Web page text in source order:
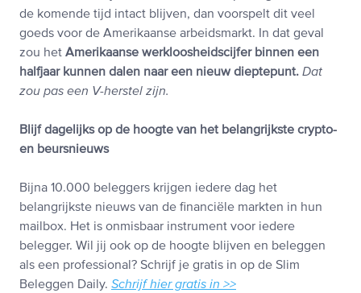
de komende tijd intact blijven, dan voorspelt dit veel
goeds voor de Amerikaanse arbeidsmarkt. In dat geval
zou het Amerikaanse werkloosheidscijfer binnen een
halfjaar kunnen dalen naar een nieuw dieptepunt. Dat
zou pas een V-herstel zijn.
Blijf dagelijks op de hoogte van het belangrijkste crypto-
en beursnieuws
Bijna 10.000 beleggers krijgen iedere dag het
belangrijkste nieuws van de financiële markten in hun
mailbox. Het is onmisbaar instrument voor iedere
belegger. Wil jij ook op de hoogte blijven en beleggen
als een professional? Schrijf je gratis in op de Slim
Beleggen Daily. Schrijf hier gratis in >>